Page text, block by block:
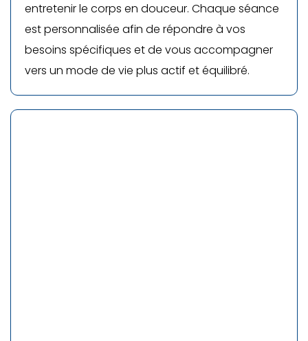
entretenir le corps en douceur. Chaque séance
est personnalisée afin de répondre à vos
besoins spécifiques et de vous accompagner
vers un mode de vie plus actif et équilibré.